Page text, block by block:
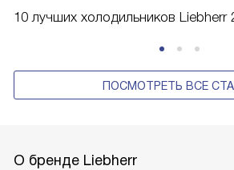
10 лучших холодильников Liebherr
ПОСМОТРЕТЬ ВСЕ
О бренде Liebherr